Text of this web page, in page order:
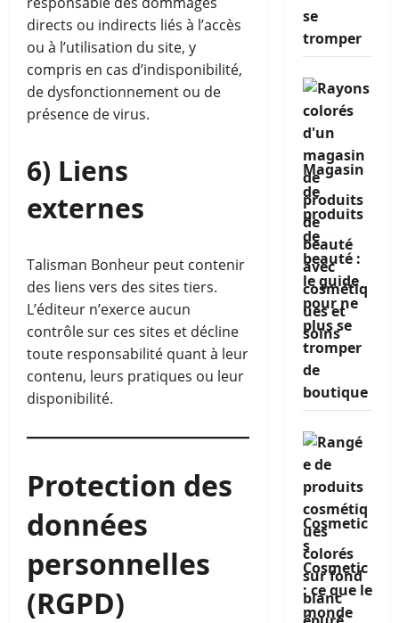
directs ou indirects liés à l’accès
ou à l’utilisation du site, y
compris en cas d’indisponibilité,
de dysfonctionnement ou de
présence de virus.
6) Liens
externes
Talisman Bonheur peut contenir
des liens vers des sites tiers.
L’éditeur n’exerce aucun
contrôle sur ces sites et décline
toute responsabilité quant à leur
contenu, leurs pratiques ou leur
disponibilité.
Protection des
données
personnelles
(RGPD)
se
tromper
Magasin
de
produits
de
beauté :
le guide
pour ne
plus se
tromper
de
boutique
Cosmetic
s
Cosmetic
: ce que le
monde